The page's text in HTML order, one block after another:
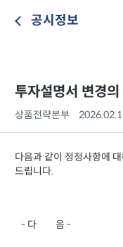
공시정보
투자설명서 변경의
상품전략본부
다음과 같이 정정사항에
드립니다.
- 다 음 -